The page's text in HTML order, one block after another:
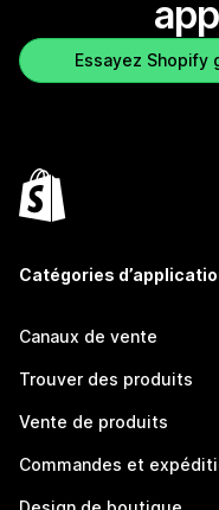
Essayez
Catégories
Canaux de vente
Trouver des produits
Vente de produits
Commandes et